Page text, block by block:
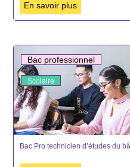
En savoir plus
Bac professionnel
Scolaire
Bac Pro technicien d’études du